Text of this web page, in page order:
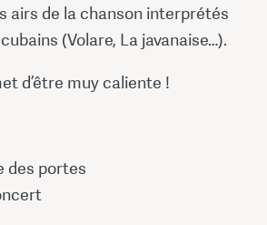
airs de la chanson interprétés
(Volare, La javanaise…).
d’être muy caliente !
des portes